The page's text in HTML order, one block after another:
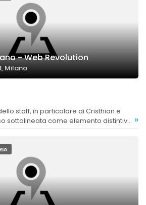
- Web Revolution
Milano
sottolineata come elemento distintivo, »